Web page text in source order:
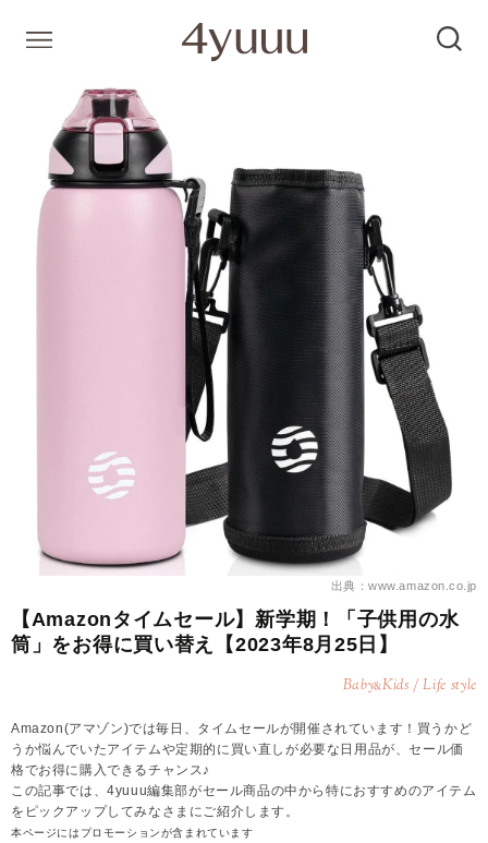
出典：www.amazon.co.jp
【Amazonタイムセール】新学期！「子供用の水
筒」をお得に買い替え【2023年8月25日】
Baby&Kids / Life style
Amazon(アマゾン)では毎日、タイムセールが開催されています！買うかど
うか悩んでいたアイテムや定期的に買い直しが必要な日用品が、セール価
格でお得に購入できるチャンス♪
この記事では、4yuuu編集部がセール商品の中から特におすすめのアイテム
をピックアップしてみなさまにご紹介します。
本ページにはプロモーションが含まれています